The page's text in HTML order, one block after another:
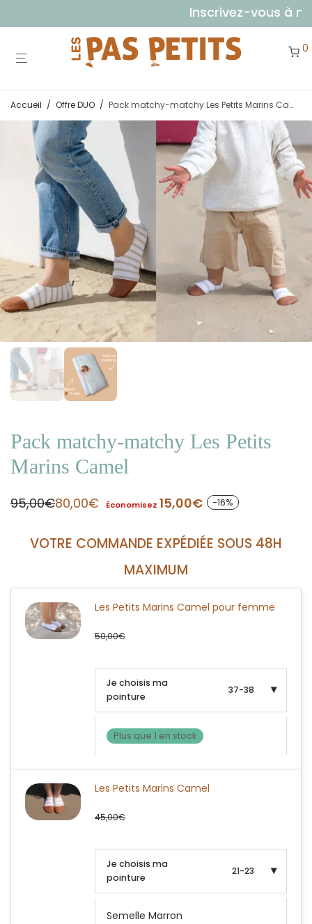
Inscrivez-vous à
0
Accueil / Offre DUO / Pack matchy-matchy Les Petits Marins Camel
Pack matchy-matchy Les Petits
Marins Camel
95,00€80,00€ Économisez 15,00€ -16%
VOTRE COMMANDE EXPÉDIÉE SOUS 48H
MAXIMUM
Les Petits Marins Camel pour femme
50,00€
Je choisis ma
pointure
37-38
Plus que 1 en stock
Les Petits Marins Camel
45,00€
Je choisis ma
pointure
21-23
Semelle Marron